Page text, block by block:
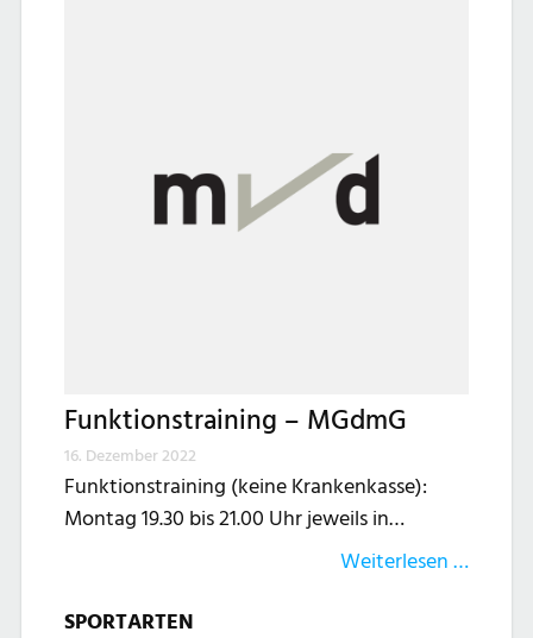
Funktionstraining – MGdmG
16. Dezember 2022
Funktionstraining (keine Krankenkasse):
Montag 19.30 bis 21.00 Uhr jeweils in…
Weiterlesen …
SPORTARTEN